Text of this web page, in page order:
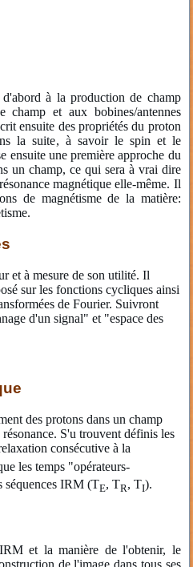
à la production de champ
champ et aux bobines/antennes
ensuite des propriétés du proton
la suite, à savoir le spin et le
ensuite une première approche du
un champ, ce qui sera à vrai dire
magnétique elle-même. Il
de magnétisme de la matière:
et à mesure de son utilité. Il
sur les fonctions cycliques ainsi
de Fourier. Suivront
d'un signal" et "espace des
des protons dans un champ
S'u trouvent définis les
consécutive à la
les temps "opérateurs-
séquences IRM (TE, TR, TI).
et la manière de l'obtenir, le
de l'image dans tous ses